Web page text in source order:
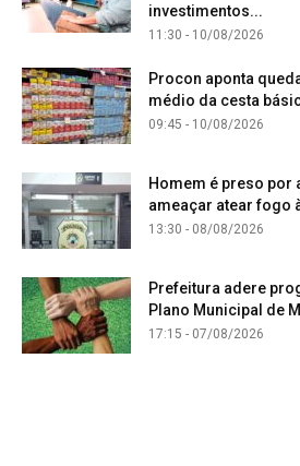
investimentos...
11:30 - 10/08/2026
Procon aponta
médio da cesta
09:45 - 10/08/2026
Homem é preso por
ameaçar atear fogo
13:30 - 08/08/2026
Prefeitura adere
Plano Municipal de
17:15 - 07/08/2026